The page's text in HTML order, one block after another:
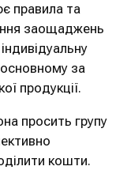
правила та
заощаджень
за
продукції.
просить групу
кошти.